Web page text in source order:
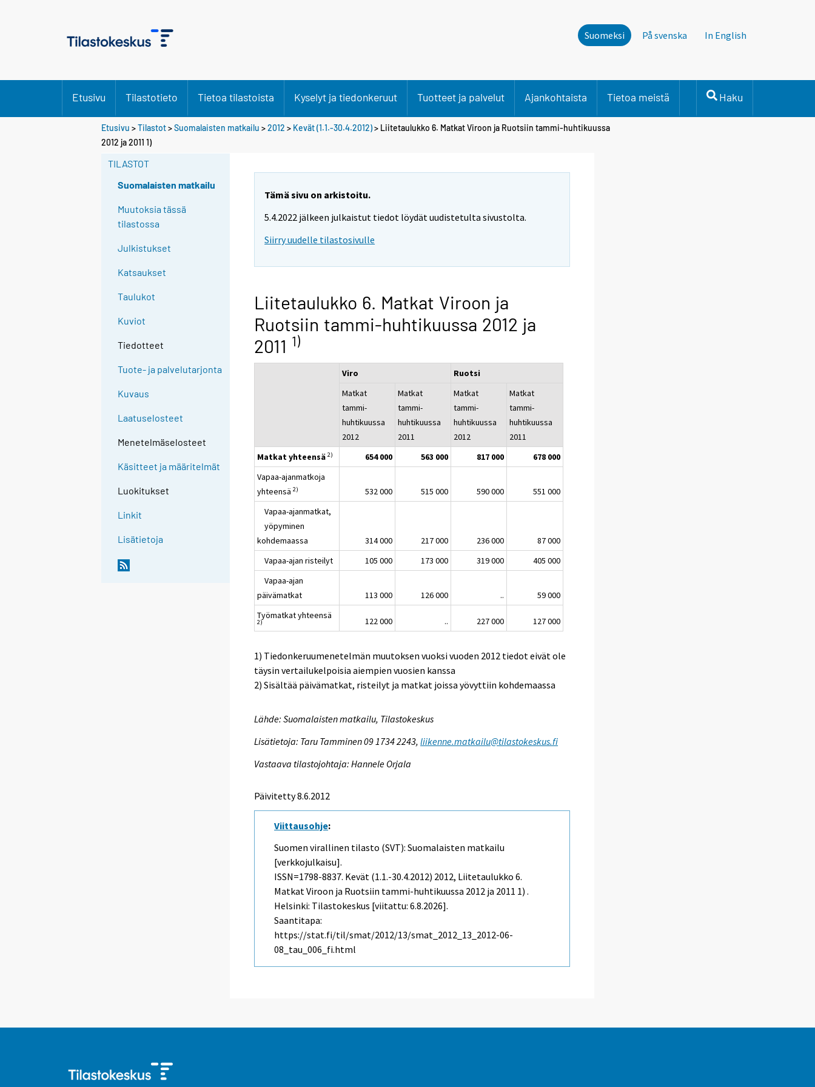
Suomeksi På svenska In English
Etusivu Tilastotieto Tietoa tilastoista Kyselyt ja tiedonkeruut Tuotteet ja palvelut Ajankohtaista Tietoa meistä Haku
Etusivu >Tilastot>Suomalaisten matkailu >2012 > Kevät (1.1.-30.4.2012)> Liitetaulukko 6. Matkat Viroon ja Ruotsiin tammi-huhtikuussa
2012 ja 2011 1)
TILASTOT
Suomalaisten matkailu
Muutoksia tässä
tilastossa
Julkistukset
Katsaukset
Taulukot
Kuviot
Tiedotteet
Tuote- ja palvelutarjonta
Kuvaus
Laatuselosteet
Menetelmäselosteet
Käsitteet ja määritelmät
Luokitukset
Linkit
Lisätietoja
Tämä sivu on arkistoitu.
5.4.2022 jälkeen julkaistut tiedot löydät uudistetulta sivustolta.
Siirry uudelle tilastosivulle
Liitetaulukko 6. Matkat Viroon ja
Ruotsiin tammi-huhtikuussa 2012 ja
2011 1)
Viro
Ruotsi
Matkat
tammi-
huhtikuussa
2012
Matkat
tammi-
huhtikuussa
2011
Matkat
tammi-
huhtikuussa
2012
Matkat
tammi-
huhtikuussa
2011
Matkat yhteensä 2) 654 000 563 000 817 000
678 000
Vapaa-ajanmatkoja
yhteensä2) 532 000 515 000 590 000
551 000
Vapaa-ajanmatkat,
yöpyminen
kohdemaassa
314 000 217 000 236 000
87 000
Vapaa-ajan risteilyt
105 000 173 000 319 000
405 000
Vapaa-ajan
päivämatkat
113 000 126 000 ..
59 000
Työmatkat yhteensä
2) 122 000 .. 227 000 127 000
1) Tiedonkeruumenetelmän muutoksen vuoksi vuoden 2012 tiedot eivät ole
täysin vertailukelpoisia aiempien vuosien kanssa
2) Sisältää päivämatkat, risteilyt ja matkat joissa yövyttiin kohdemaassa
Lähde: Suomalaisten matkailu, Tilastokeskus
Lisätietoja: Taru Tamminen 09 1734 2243,liikenne.matkailu@tilastokeskus.fi
Vastaava tilastojohtaja: Hannele Orjala
Päivitetty 8.6.2012
Viittausohje:
Suomen virallinen tilasto (SVT): Suomalaisten matkailu
[verkkojulkaisu].
ISSN=1798-8837. Kevät (1.1.-30.4.2012) 2012, Liitetaulukko 6.
Matkat Viroon ja Ruotsiin tammi-huhtikuussa 2012 ja 2011 1) .
Helsinki: Tilastokeskus [viitattu: 6.8.2026].
Saantitapa:
https://stat.fi/til/smat/2012/13/smat_2012_13_2012-06-
08_tau_006_fi.html